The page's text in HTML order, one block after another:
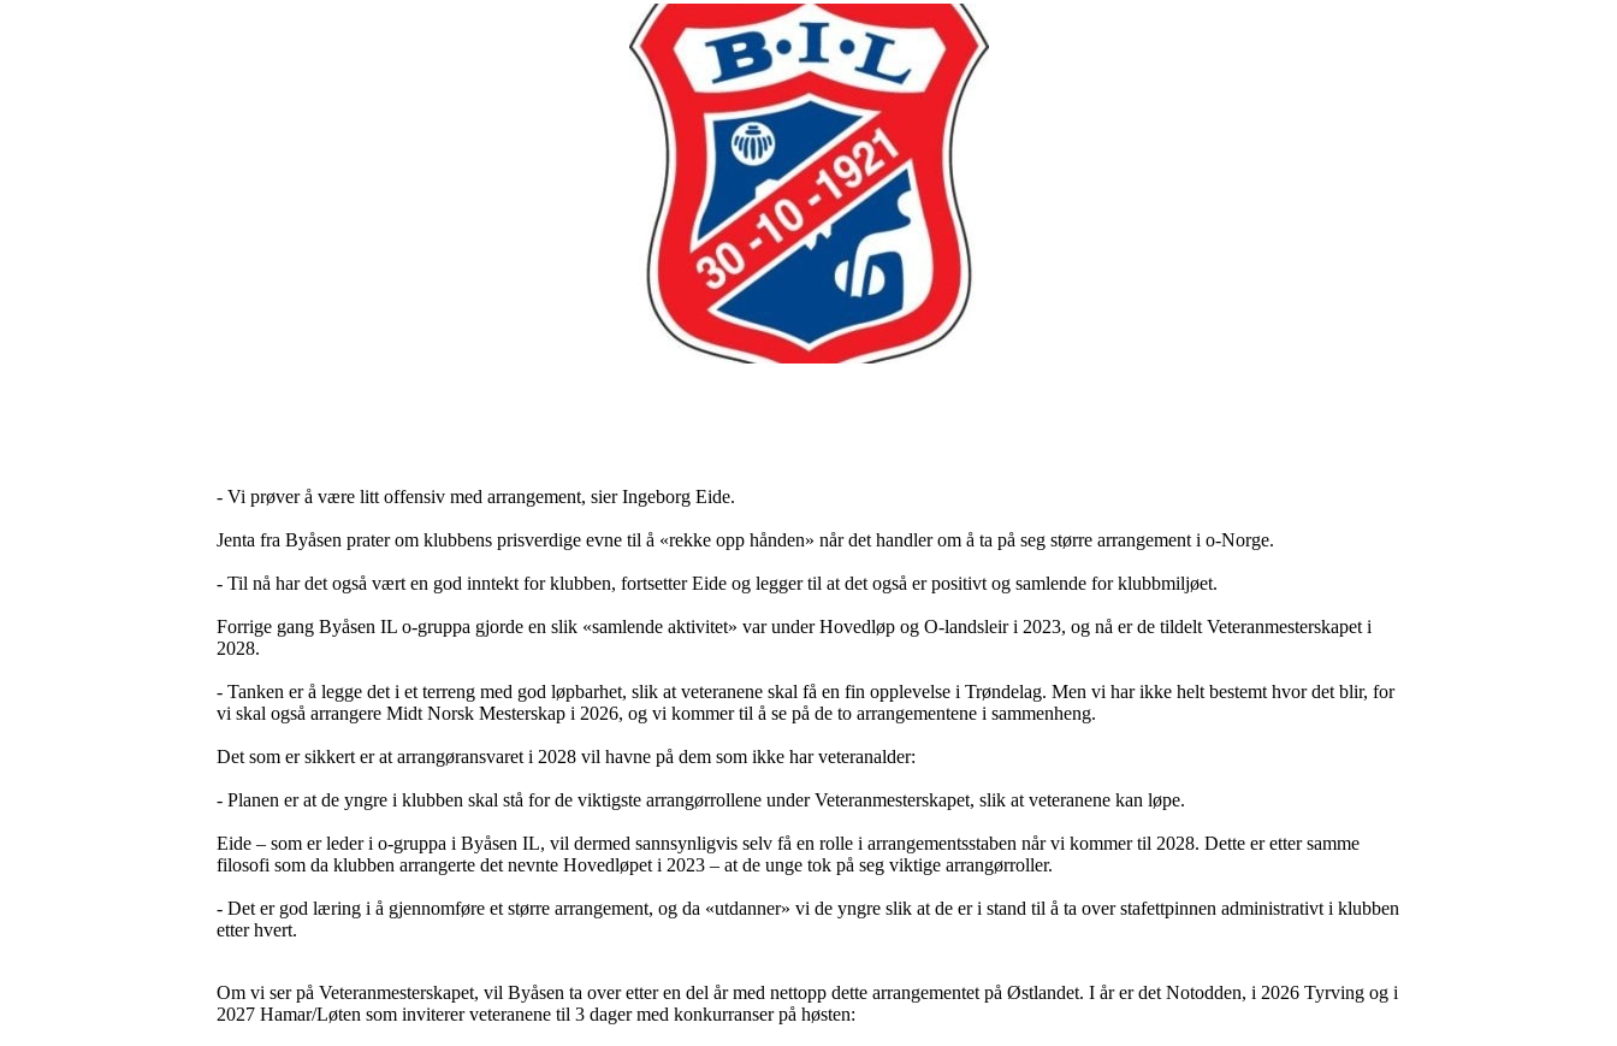
- Vi prøver å være litt offensiv med arrangement, sier Ingeborg Eide.
Jenta fra Byåsen prater om klubbens prisverdige evne til å «rekke opp hånden» når det handler om å ta på seg større arrangement i o-Norge.
- Til nå har det også vært en god inntekt for klubben, fortsetter Eide og legger til at det også er positivt og samlende for klubbmiljøet.
Forrige gang Byåsen IL o-gruppa gjorde en slik «samlende aktivitet» var under Hovedløp og O-landsleir i 2023, og nå er de tildelt Veteranmesterskapet i
2028.
- Tanken er å legge det i et terreng med god løpbarhet, slik at veteranene skal få en fin opplevelse i Trøndelag. Men vi har ikke helt bestemt hvor det blir, for
vi skal også arrangere Midt Norsk Mesterskap i 2026, og vi kommer til å se på de to arrangementene i sammenheng.
Det som er sikkert er at arrangøransvaret i 2028 vil havne på dem som ikke har veteranalder:
- Planen er at de yngre i klubben skal stå for de viktigste arrangørrollene under Veteranmesterskapet, slik at veteranene kan løpe.
Eide – som er leder i o-gruppa i Byåsen IL, vil dermed sannsynligvis selv få en rolle i arrangementsstaben når vi kommer til 2028. Dette er etter samme
filosofi som da klubben arrangerte det nevnte Hovedløpet i 2023 – at de unge tok på seg viktige arrangørroller.
- Det er god læring i å gjennomføre et større arrangement, og da «utdanner» vi de yngre slik at de er i stand til å ta over stafettpinnen administrativt i klubben
etter hvert.
Om vi ser på Veteranmesterskapet, vil Byåsen ta over etter en del år med nettopp dette arrangementet på Østlandet. I år er det Notodden, i 2026 Tyrving og i
2027 Hamar/Løten som inviterer veteranene til 3 dager med konkurranser på høsten: